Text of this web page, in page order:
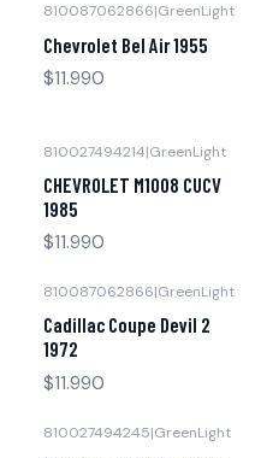
810087062866|GreenLight
Chevrolet Bel Air 1955
$11.990
810027494214|GreenLight
CHEVROLET M1008 CUCV
1985
$11.990
810087062866|GreenLight
Cadillac Coupe Devil 2
1972
$11.990
810027494245|GreenLight